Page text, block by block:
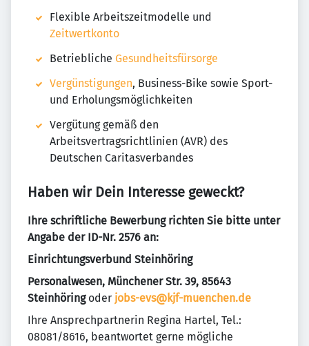
Flexible Arbeitszeitmodelle und
Zeitwertkonto
Betriebliche Gesundheitsfürsorge
Vergünstigungen, Business-Bike sowie Sport-
und Erholungsmöglichkeiten
Vergütung gemäß den
Arbeitsvertragsrichtlinien (AVR) des
Deutschen Caritasverbandes
Haben wir Dein Interesse geweckt?
Ihre schriftliche Bewerbung richten Sie bitte unter
Angabe der ID-Nr. 2576 an:
Einrichtungsverbund Steinhöring
Personalwesen, Münchener Str. 39, 85643
Steinhöring oder jobs-evs@kjf-muenchen.de
Ihre Ansprechpartnerin Regina Hartel, Tel.:
08081/8616, beantwortet gerne mögliche